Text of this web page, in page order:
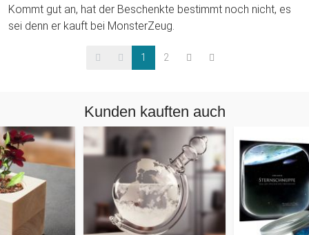
Kommt gut an, hat der Beschenkte bestimmt noch nicht, es
sei denn er kauft bei MonsterZeug.
1 2
Kunden kauften auch